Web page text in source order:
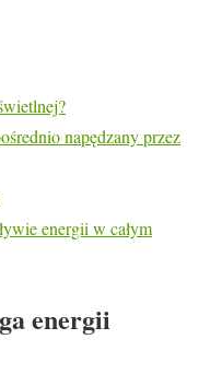
napędzany przez
energii w całym
energii